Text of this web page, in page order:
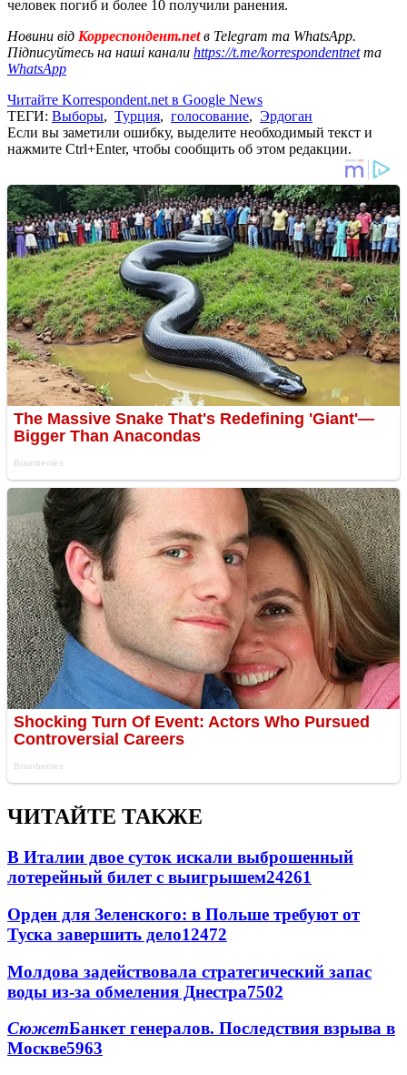
человек погиб и более 10 получили ранения.
Новини від Корреспондент.netв Telegram та WhatsApp.
Підписуйтесь на наші канали https://t.me/korrespondentnetта
WhatsApp
Читайте Korrespondent.net в Google News
ТЕГИ: Выборы, Турция, голосование, Эрдоган
Если вы заметили ошибку, выделите необходимый текст и
нажмите Ctrl+Enter, чтобы сообщить об этом редакции.
ЧИТАЙТЕ ТАКЖЕ
В Италии двое суток искали выброшенный
лотерейный билет с выигрышем24261
Орден для Зеленского: в Польше требуют от
Туска завершить дело12472
Молдова задействовала стратегический запас
воды из-за обмеления Днестра7502
СюжетБанкет генералов. Последствия взрыва в
Москве5963